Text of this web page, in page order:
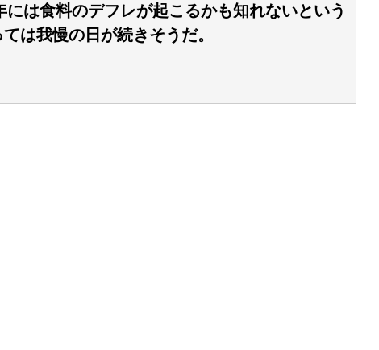
は食料のデフレが起こるかも知れないという
は我慢の日が続きそうだ。